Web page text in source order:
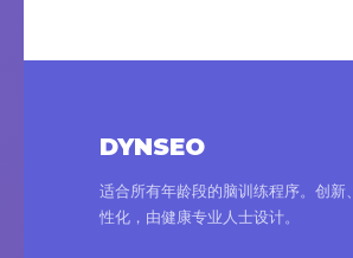
DYNSEO
适合所有年龄段的脑训练程序。创新
性化，由健康专业人士设计。